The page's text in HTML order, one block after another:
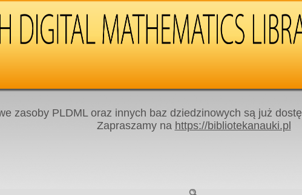
zasoby PLDML oraz innych baz dziedzinowych są już
Zapraszamy na https://bibliotekanauki.pl